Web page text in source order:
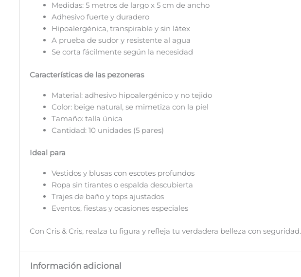
Medidas: 5 metros de largo x 5 cm de ancho
Adhesivo fuerte y duradero
Hipoalergénica, transpirable y sin látex
A prueba de sudor y resistente al agua
Se corta fácilmente según la necesidad
Características de las pezoneras
Material: adhesivo hipoalergénico y no tejido
Color: beige natural, se mimetiza con la piel
Tamaño: talla única
Cantidad: 10 unidades (5 pares)
Ideal para
Vestidos y blusas con escotes profundos
Ropa sin tirantes o espalda descubierta
Trajes de baño y tops ajustados
Eventos, fiestas y ocasiones especiales
Con Cris & Cris, realza tu figura y refleja tu verdadera belleza con seguridad.
Información adicional